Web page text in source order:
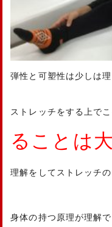
弾性と可塑性は少しは
ストレッチをする上で
ることは
理解をしてストレッチ
身体の持つ原理が理解